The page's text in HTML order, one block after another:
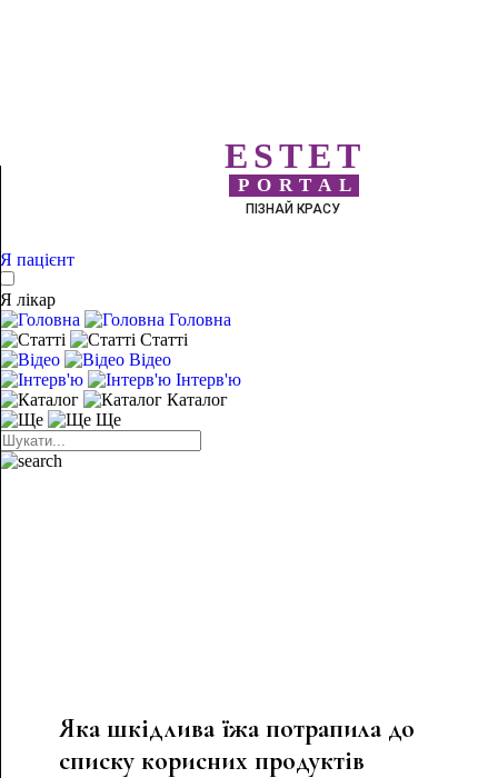
ESTET
PORTAL
ПІЗНАЙ КРАСУ
Я пацієнт
Я лікар
Головна
Статті
Відео
Інтерв'ю
Каталог
Ще
Яка шкідлива їжа потрапила до
списку корисних продуктів